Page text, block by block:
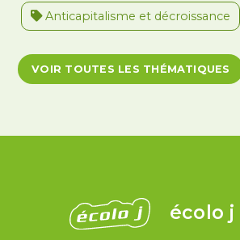
Anticapitalisme et décroissance
Antiracisme et décolonisation
Antivalidisme Climat et
Justice et violences policières
Migrations et asile
VOIR TOUTES LES THÉMATIQUES
écolo j